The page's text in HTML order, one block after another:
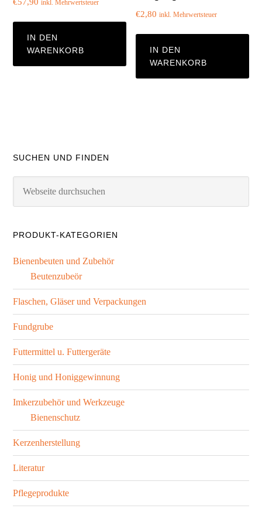
inkl. Mehrwertsteuer
IN DEN
WARENKORB
€2,80 inkl. Mehrwertsteuer
IN DEN
WARENKORB
SUCHEN UND FINDEN
PRODUKT-KATEGORIEN
Bienenbeuten und Zubehör
Beutenzubeör
Flaschen, Gläser und Verpackungen
Fundgrube
Futtermittel u. Futtergeräte
Honig und Honiggewinnung
Imkerzubehör und Werkzeuge
Bienenschutz
Kerzenherstellung
Literatur
Pflegeprodukte